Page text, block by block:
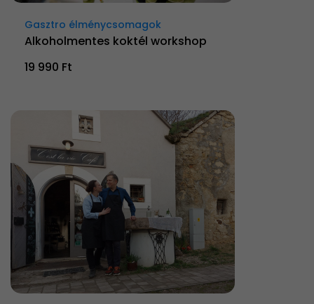
Gasztro élménycsomagok
Alkoholmentes koktél workshop
19 990 Ft